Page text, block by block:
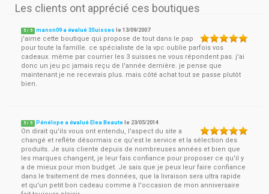
Les clients ont apprécié ces boutiques
5 / 5 manon09 a évalué 3Suisses le13/09/2007
j'aime cette boutique qui propose de tout dans le pap
pour toute la famille. ce spécialiste de la vpc oublie parfois vos
cadeaux. mëme par courrier les 3 suisses ne vous répondent pas. j'ai
donc un jeu pc jamais reçu de l'année dernière. je pense que
maintenant je ne recevrais plus. mais côté achat tout se passe plutôt
bien.
5 / 5 Pénélope a évalué Elea Beaute le 23/05/2014
On dirait qu'ils vous ont entendu, l'aspect du site a
changé et reflète désormais ce qu'est le service et la sélection des
produits. Je suis cliente depuis de nombreuses années et bien que
les marques changent, je leur fais confiance pour proposer ce qu'il y
a de mieux pour mon budget. Je sais que je peux leur faire confiance
dans le traitement de mes données, que la livraison sera ultra rapide
et qu'un petit bon cadeau comme à l'occasion de mon anniversaire